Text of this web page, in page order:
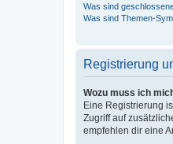
Was sind
Was sind Themen-
Registrierung
Wozu muss ich
Eine Registrierung
Zugriff auf
empfehlen dir eine